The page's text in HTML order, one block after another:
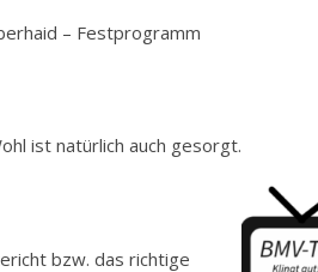
– Festprogramm
ist natürlich auch gesorgt.
bzw. das richtige